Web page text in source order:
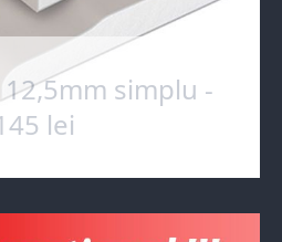
simplu -
lei